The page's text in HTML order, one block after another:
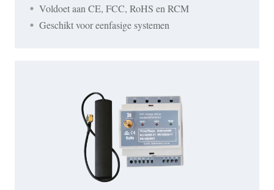
Voldoet aan CE, FCC, RoHS en RCM
Geschikt voor eenfasige systemen